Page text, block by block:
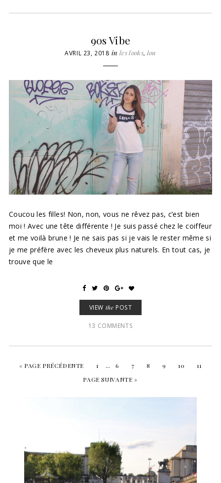
90s Vibe
AVRIL 23, 2018 in les looks, lou
Coucou les filles! Non, non, vous ne rêvez pas, c’est bien
moi ! Avec une tête différente ! Je suis passé chez le coiffeur
et me voilà brune ! Je ne sais pas si je vais le rester même si
je me préfère avec les cheveux plus naturels. En tout cas, je
trouve que le
VIEW the POST
13 COMMENTS
« PAGE PRÉCÉDENTE 1 … 6 7 8 9 10
11
PAGE SUIVANTE »